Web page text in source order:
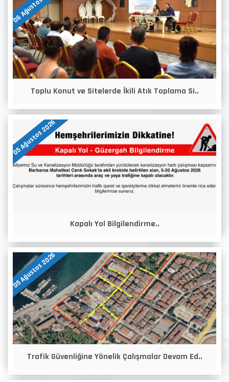
Toplu Konut ve Sitelerde İkili Atık Toplama Si..
05 Ağustos 2026
Kapalı Yol Bilgilendirme..
05 Ağustos 2026
Trafik Güvenliğine Yönelik Çalışmalar Devam Ed..